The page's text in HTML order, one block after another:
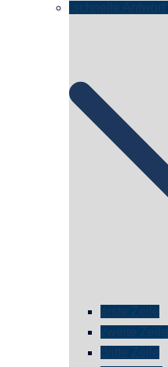
„schnelle Antwort“
erste Zelle
zweite Zelle
dritte Zelle